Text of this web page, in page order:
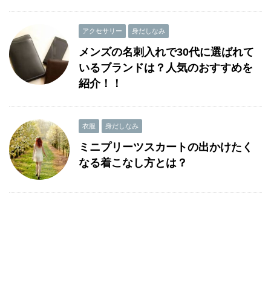
アクセサリー 身だしなみ
メンズの名刺入れで30代に選ばれて
いるブランドは？人気のおすすめを
紹介！！
衣服 身だしなみ
ミニプリーツスカートの出かけたく
なる着こなし方とは？